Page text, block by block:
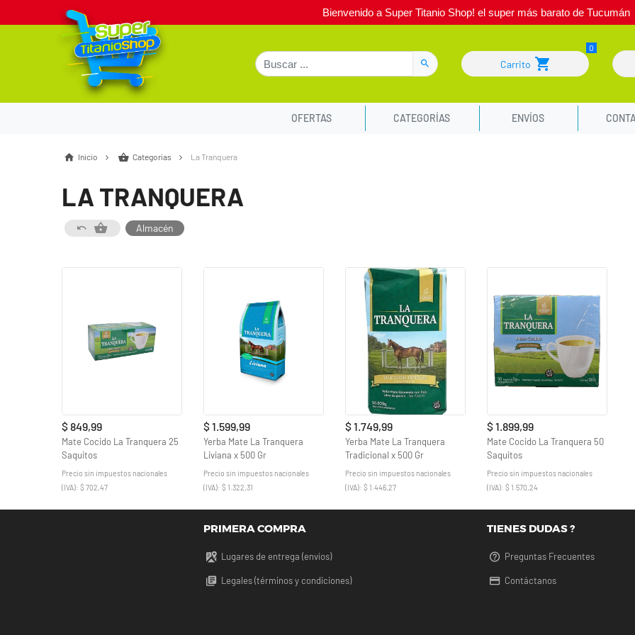
Bienvenido a Super Titanio Shop! el super más barato de Tucumán
Carrito
OFERTAS CATEGORÍAS ENVÍOS
Inicio Categorías La Tranquera
LA TRANQUERA
Almacén
$ 849,99
Mate Cocido La Tranquera 25
Saquitos
Precio sin impuestos nacionales
(IVA): $ 702,47
$ 1.599,99
Yerba Mate La Tranquera
Liviana x 500 Gr
Precio sin impuestos nacionales
(IVA): $ 1.322,31
$ 1.749,99
Yerba Mate La Tranquera
Tradicional x 500 Gr
Precio sin impuestos nacionales
(IVA): $ 1.446,27
$ 1.899,99
Mate Cocido La Tranquera 50
Saquitos
Precio sin impuestos nacionales
(IVA): $ 1.570,24
PRIMERA COMPRA
Lugares de entrega (envíos)
Legales (términos y condiciones)
TIENES DUDAS ?
Preguntas Frecuentes
Contáctanos